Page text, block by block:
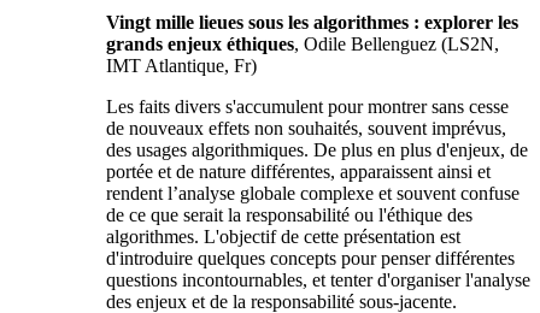
Vingt mille lieues sous les algorithmes : explorer les
grands enjeux éthiques, Odile Bellenguez (LS2N,
IMT Atlantique, Fr)
Les faits divers s'accumulent pour montrer sans cesse
de nouveaux effets non souhaités, souvent imprévus,
des usages algorithmiques. De plus en plus d'enjeux, de
portée et de nature différentes, apparaissent ainsi et
rendent l’analyse globale complexe et souvent confuse
de ce que serait la responsabilité ou l'éthique des
algorithmes. L'objectif de cette présentation est
d'introduire quelques concepts pour penser différentes
questions incontournables, et tenter d'organiser l'analyse
des enjeux et de la responsabilité sous-jacente.